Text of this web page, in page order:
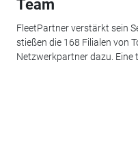
Team
FleetPartner verstärkt sein
stießen die 168 Filialen von
Netzwerkpartner dazu. Eine